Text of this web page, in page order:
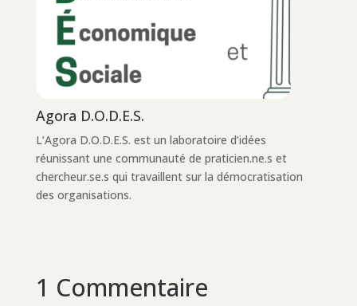
Agora D.O.D.E.S.
L’Agora D.O.D.E.S. est un laboratoire d’idées
réunissant une communauté de praticien.ne.s et
chercheur.se.s qui travaillent sur la démocratisation
des organisations.
1 Commentaire